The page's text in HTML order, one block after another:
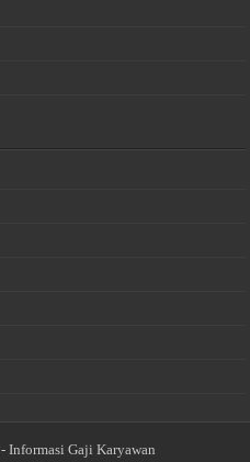
- Informasi Gaji Karyawan